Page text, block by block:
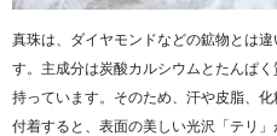
真珠は、ダイヤモンドなどの鉱物とは
す。主成分は炭酸カルシウムとたんぱ
持っています。そのため、汗や皮脂、
付着すると、表面の美しい光沢「テリ